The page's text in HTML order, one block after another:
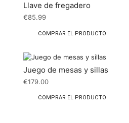
Llave de fregadero
€85.99
COMPRAR EL PRODUCTO
Juego de mesas y sillas
€179.00
COMPRAR EL PRODUCTO